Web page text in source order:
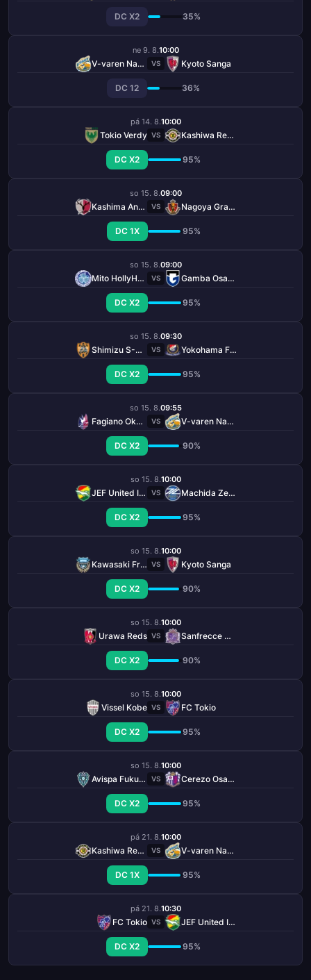
DC X2 35%
ne 9. 8.10:00
V-varen Nagasaki VS Kyoto Sanga
DC 12 36%
pá 14. 8.10:00
Tokio Verdy VS Kashiwa Reysol
DC X2 95%
so 15. 8.09:00
Kashima Antlers VS Nagoya Grampus
DC 1X 95%
so 15. 8.09:00
Mito HollyHock VS Gamba Osaka
DC X2 95%
so 15. 8.09:30
Shimizu S-Pulse VS Yokohama F. Marinos
DC X2 95%
so 15. 8.09:55
Fagiano Okayama VS V-varen Nagasaki
DC X2 90%
so 15. 8.10:00
JEF United Ichihara Chiba VS Machida Zelvia
DC X2 95%
so 15. 8.10:00
Kawasaki Frontale VS Kyoto Sanga
DC X2 90%
so 15. 8.10:00
Urawa Reds VS Sanfrecce Hiroshima
DC X2 90%
so 15. 8.10:00
Vissel Kobe VS FC Tokio
DC X2 95%
so 15. 8.10:00
Avispa Fukuoka VS Cerezo Osaka
DC X2 95%
pá 21. 8.10:00
Kashiwa Reysol VS V-varen Nagasaki
DC 1X 95%
pá 21. 8.10:30
FC Tokio VS JEF United Ichihara Chiba
DC X2 95%